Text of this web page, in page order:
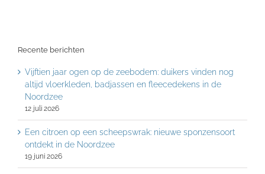
Recente berichten
Vijftien jaar ogen op de zeebodem: duikers vinden nog
altijd vloerkleden, badjassen en fleecedekens in de
Noordzee
12 juli 2026
Een citroen op een scheepswrak: nieuwe sponzensoort
ontdekt in de Noordzee
19 juni 2026